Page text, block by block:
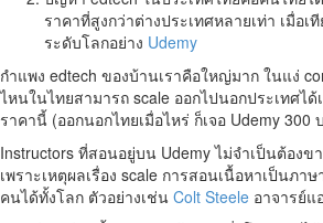
ราคาที่สูงกว่าต่างประเทศหลายเท่า เมื่อเ
ระดับโลกอย่าง Udemy
กำแพง edtech ของบ้านเราคือใหญ่มาก ในแง่
ไหนในไทยสามารถ scale ออกไปนอกประเทศไ
ราคานี้ (ออกนอกไทยเมื่อไหร่ ก็เจอ Udemy 300
Instructors ที่สอนอยู่บน Udemy ไม่จำเป็นต้องข
เพราะเหตุผลเรื่อง scale การสอนเนื้อหาเป็นภา
คนได้ทั้งโลก ตัวอย่างเช่น Colt Steele อาจารย์แ